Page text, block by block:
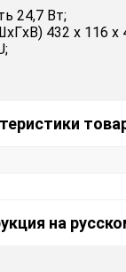
24,7 Вт;
432 x 116 x
на